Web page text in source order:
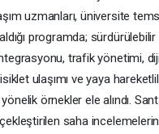
uzmanları, üniversite
programda;
trafik yönetimi,
ulaşımı ve yaya
örnekler ele alındı.
saha